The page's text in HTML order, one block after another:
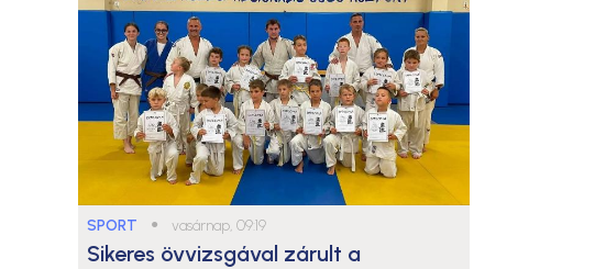
SPORT ● vasárnap, 09:19
Sikeres övvizsgával zárult a